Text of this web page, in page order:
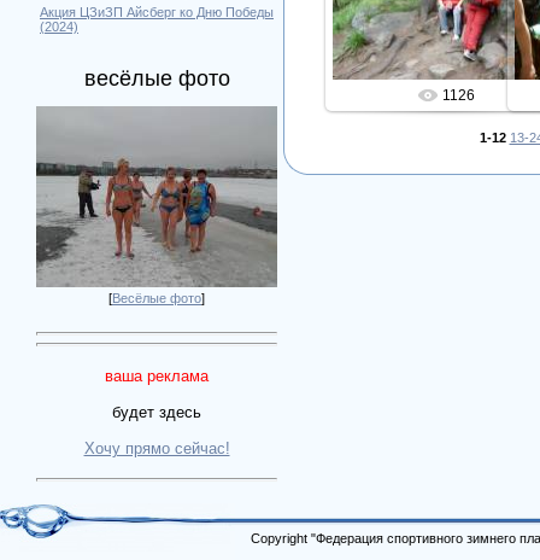
Акция ЦЗиЗП Айсберг ко Дню Победы
(2024)
весёлые фото
[Весёлые фото]
ваша реклама
будет здесь
Хочу прямо сейчас!
Admin
1126
1-12 13-
Copyright "Федерация спортивного зимнего